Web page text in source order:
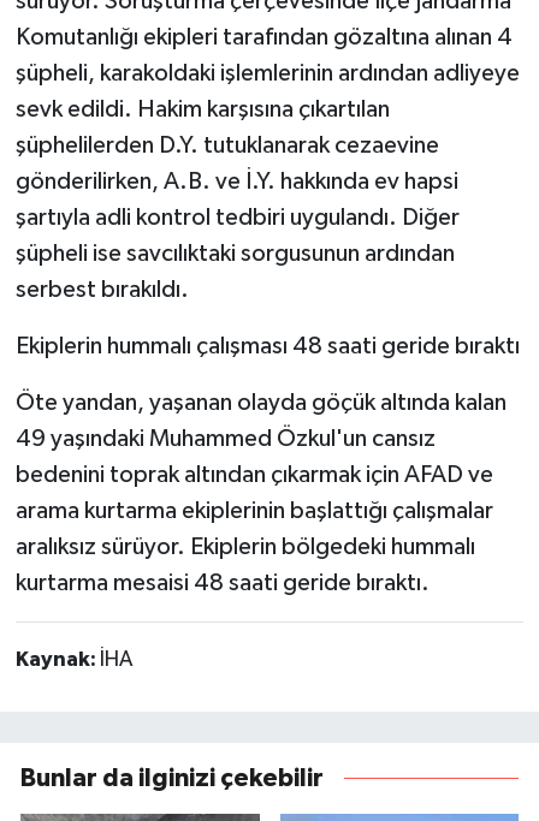
Komutanlığı ekipleri tarafından gözaltına alınan 4
şüpheli, karakoldaki işlemlerinin ardından adliyeye
sevk edildi. Hakim karşısına çıkartılan
şüphelilerden D.Y. tutuklanarak cezaevine
gönderilirken, A.B. ve İ.Y. hakkında ev hapsi
şartıyla adli kontrol tedbiri uygulandı. Diğer
şüpheli ise savcılıktaki sorgusunun ardından
serbest bırakıldı.
Ekiplerin hummalı çalışması 48 saati geride bıraktı
Öte yandan, yaşanan olayda göçük altında kalan
49 yaşındaki Muhammed Özkul'un cansız
bedenini toprak altından çıkarmak için AFAD ve
arama kurtarma ekiplerinin başlattığı çalışmalar
aralıksız sürüyor. Ekiplerin bölgedeki hummalı
kurtarma mesaisi 48 saati geride bıraktı.
Kaynak: İHA
Bunlar da ilginizi çekebilir